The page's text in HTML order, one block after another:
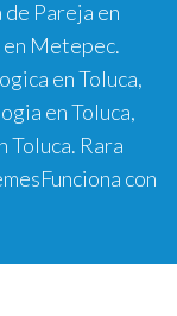
Pareja en
Metepec.
en Toluca,
en Toluca,
Toluca. Rara
Funciona con